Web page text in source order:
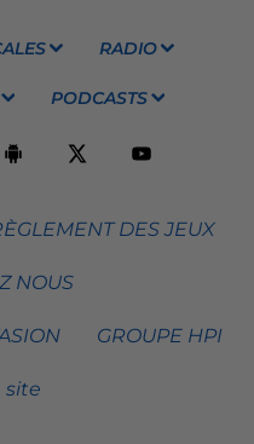
RADIO
PODCASTS
DES JEUX
NOUS
GROUPE HPI
site